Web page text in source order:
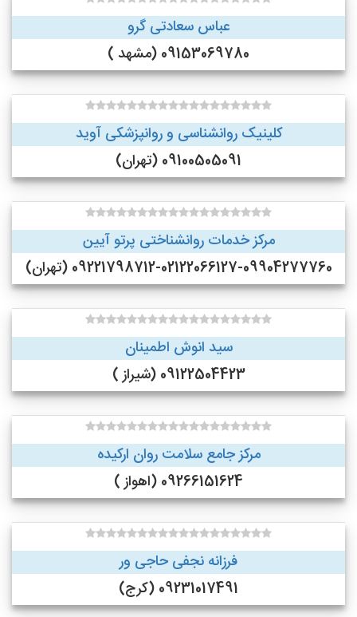
عباس سعادتی گرو
09153069780 (مشهد )
کلینیک روانشناسی و روانپزشکی آوید
09100505091 (تهران)
مرکز خدمات روانشناختی پرتو آیین
09221798712-02122066127-09904277760 (تهران)
سید انوش اطمینان
09122504423 (شیراز )
مرکز جامع سلامت روان ارکیده
09266151624 (اهواز )
فرزانه نجفی حاجی ور
09231017491 (کرج)